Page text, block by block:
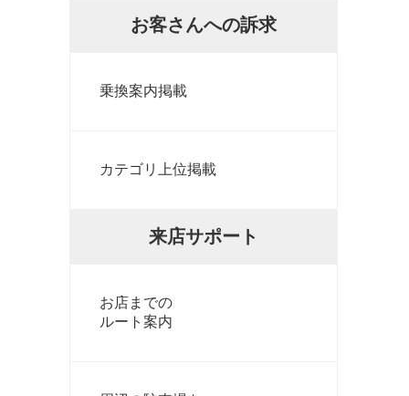
お客さんへの訴求
乗換案内掲載
カテゴリ上位掲載
来店サポート
お店までの
ルート案内